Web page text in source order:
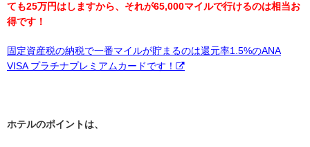
ても25万円はしますから、それが65,000マイルで行けるのは相当お
得です！
固定資産税の納税で一番マイルが貯まるのは還元率1.5%のANA
VISA プラチナプレミアムカードです！
ホテルのポイントは、